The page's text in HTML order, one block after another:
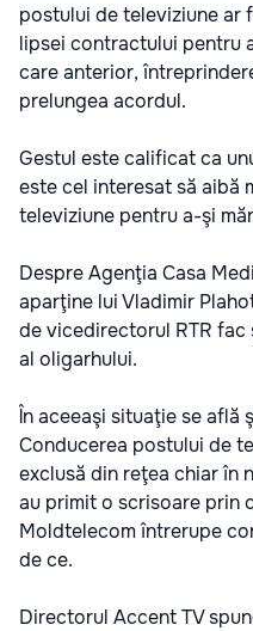
postului de televiziune ar
lipsei contractului pentru
care anterior,
prelungea acordul.
Gestul este calificat ca
este cel interesat să aibă
televiziune pentru a-şi
Despre Agenţia Casa
aparţine lui Vladimir
de vicedirectorul RTR fac
al oligarhului.
În aceeaşi situaţie se află
Conducerea postului de
exclusă din reţea chiar în
au primit o scrisoare prin
Moldtelecom întrerupe
de ce.
Directorul Accent TV